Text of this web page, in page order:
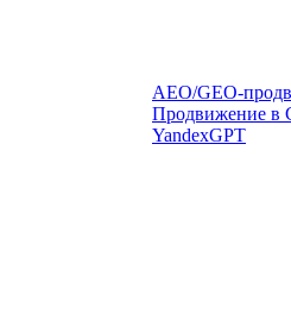
AEO/GEO-
Продвижение в
YandexGPT